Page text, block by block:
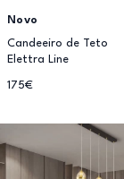
Novo
Candeeiro de Teto
Elettra Line
175€